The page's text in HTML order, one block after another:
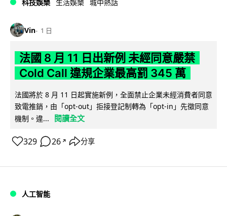
科技娛樂 生活娛樂 城中熱話
Vin 1 日
法國 8 月 11 日出新例 未經同意嚴禁
Cold Call 違規企業最高罰 345 萬
法國將於 8 月 11 日起實施新例，全面禁止企業未經消費者同意
致電推銷，由「opt-out」拒接登記制轉為「opt-in」先徵同意
機制。違...
閱讀全文
329 26 ↗ 分享
人工智能